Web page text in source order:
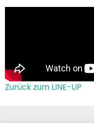
Zurück zum LINE-UP